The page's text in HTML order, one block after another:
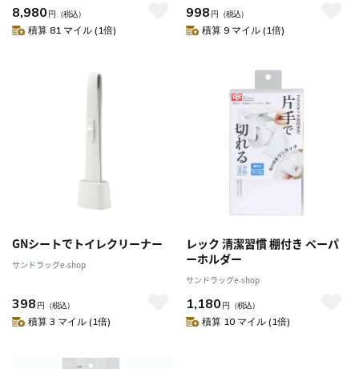
8,980 円 （税込）
積算 81 マイル (1倍)
998 円 （税込）
積算 9 マイル (1倍)
GNシートでトイレクリーナー
サンドラッグe-shop
398 円 （税込）
積算 3 マイル (1倍)
レック 清潔習慣 棚付き ペーパ
ーホルダー
サンドラッグe-shop
1,180 円 （税込）
積算 10 マイル (1倍)